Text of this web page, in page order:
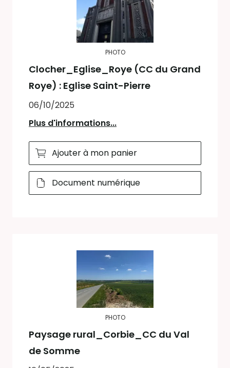
PHOTO
Clocher_Eglise_Roye (CC du Grand
Roye) : Eglise Saint-Pierre
06/10/2025
Plus d'informations...
Ajouter à mon panier
Document numérique
PHOTO
Paysage rural_Corbie_CC du Val
de Somme